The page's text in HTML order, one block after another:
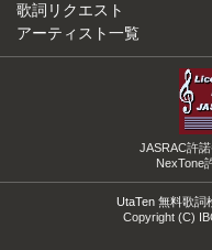
歌詞リクエスト
アーティスト一覧
JASRAC許
NexTone
UtaTen 無料歌詞
Copyright (C)